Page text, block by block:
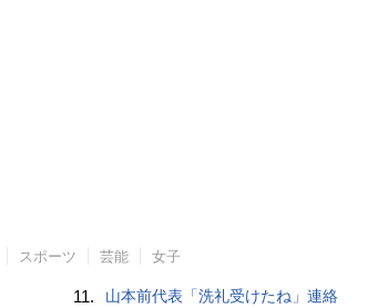
スポーツ 芸能 女子
11. 山本前代表「洗礼受けたね」連絡